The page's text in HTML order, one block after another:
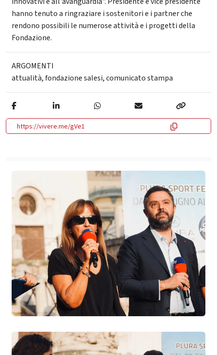
hanno tenuto a ringraziare i sostenitori e i partner che
rendono possibili le numerose attività e i progetti della
Fondazione.
ARGOMENTI
attualità,fondazione salesi,comunicato stampa
https://vivere.me/gVe1